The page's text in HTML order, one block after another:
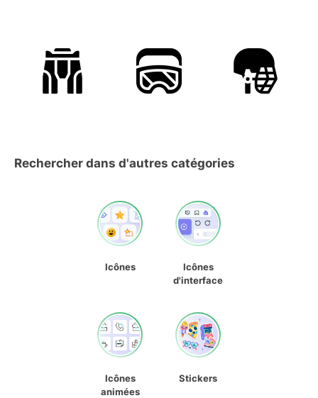
Rechercher dans d'autres catégories
Icônes
Icônes
d'interface
Icônes
animées
Stickers